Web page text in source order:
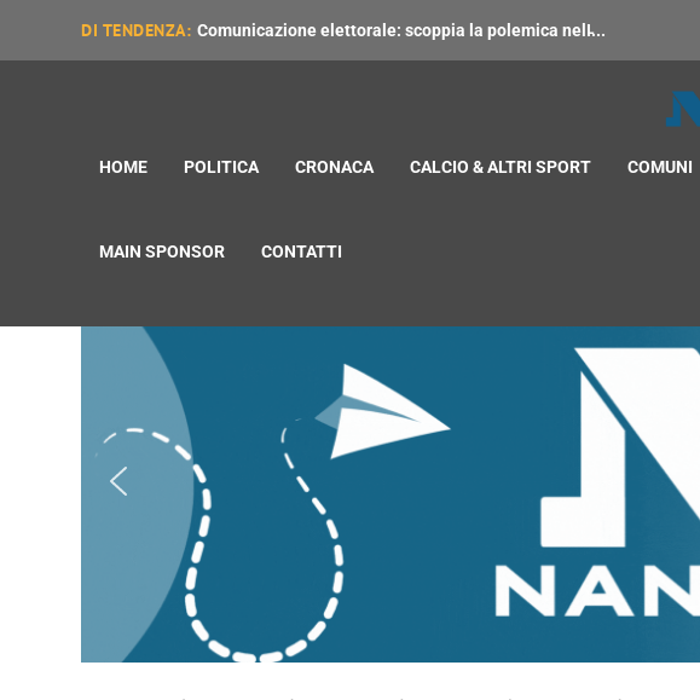
DI TENDENZA: Comunicazione elettorale: scoppia la polemica nell̵...
HOME POLITICA CRONACA CALCIO & ALTRI SPORT COMUNI
MAIN SPONSOR CONTATTI